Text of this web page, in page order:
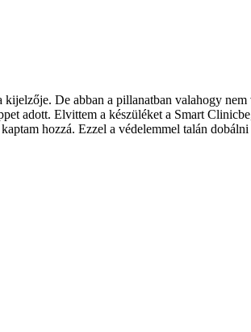
De abban a pillanatban valahogy
adott. Elvittem a készüléket a Smart
hozzá. Ezzel a védelemmel talán